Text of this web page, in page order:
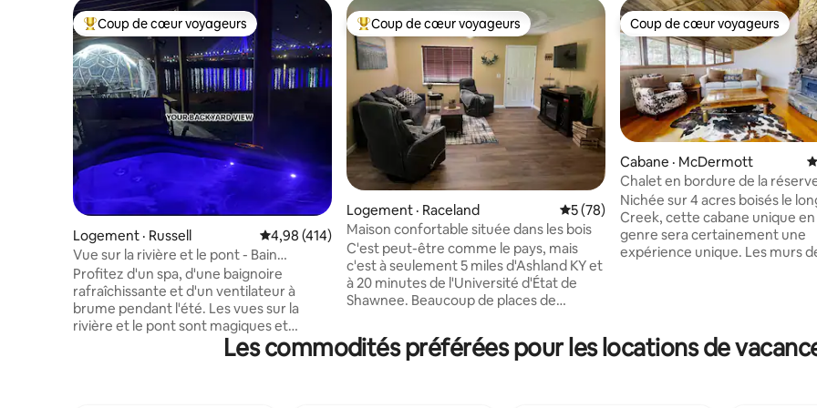
Coup de cœur voyageurs parmi les plus aimés
Coup de cœur voyageurs
Logement · Russell Note moyenne de 4,98 sur 5, 414 commentaires
4,98 (414)
Vue sur la rivière et le pont - Bain
tourbillon, bain de refroidissement et
ventilateur à brume
Profitez d'un spa, d'une baignoire
rafraîchissante et d'un ventilateur à
brume pendant l'été. Les vues sur la
rivière et le pont sont magiques et
dans la cour arrière et vous oublierez
Coup de cœur voyageurs parmi les plus aimés
Coup de cœur voyageurs
Logement · Raceland Note moyenne de 5 sur 5, 78
5 (78)
Maison confortable située dans les bois
C'est peut-être comme le pays, mais
c'est à seulement 5 miles d'Ashland KY et
à 20 minutes de l'Université d'État de
Shawnee. Beaucoup de places de
visiter Rush Off Road qui est à seulement
20 miles ! Si vous voulez essayer de le
Coup de cœur voyageurs
Coup de cœur voyageurs
Cabane · McDermott
Chalet en bordure de la
Mound
Nichée sur 4 acres boisés le
Creek, cette cabane unique en
genre sera certainement une
expérience unique. Les murs des
s'enroulant autour de la
centrale en pierre avec
Les commodités préférées pour les locations de